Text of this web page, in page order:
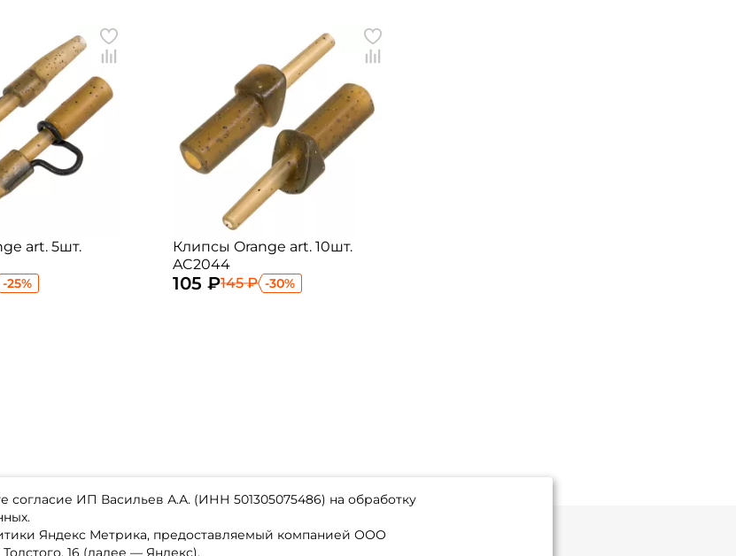
art. 5шт.
-25%
Клипсы Orange art. 10шт.
AC2044
105 ₽145 ₽ -30%
согласие ИП Васильев А.А. (ИНН 501305075486) на обработку
Яндекс Метрика, предоставляемый компанией ООО
16 (далее — Яндекс).